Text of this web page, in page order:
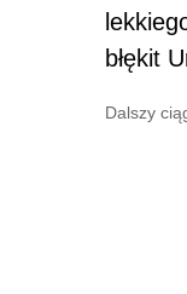
błękit
Dalszy